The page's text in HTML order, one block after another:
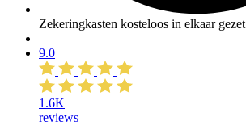
Zekeringkasten kosteloos in elkaar gezet
9.0
1.6K
reviews